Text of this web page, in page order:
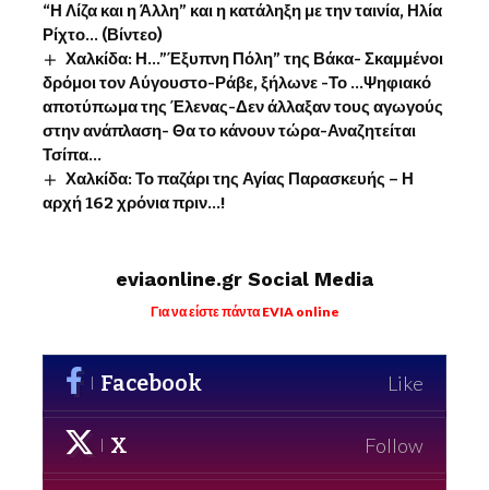
“Η Λίζα και η Άλλη” και η κατάληξη με την ταινία, Ηλία
Ρίχτο… (Βίντεο)
Χαλκίδα: Η…”Έξυπνη Πόλη” της Βάκα- Σκαμμένοι
δρόμοι τον Αύγουστο-Ράβε, ξήλωνε -Το …Ψηφιακό
αποτύπωμα της Έλενας-Δεν άλλαξαν τους αγωγούς
στην ανάπλαση- Θα το κάνουν τώρα-Αναζητείται
Τσίπα…
Χαλκίδα: Το παζάρι της Αγίας Παρασκευής – Η
αρχή 162 χρόνια πριν…!
eviaonline.gr Social Media
Για να είστε πάντα EVIA online
Facebook Like
X Follow